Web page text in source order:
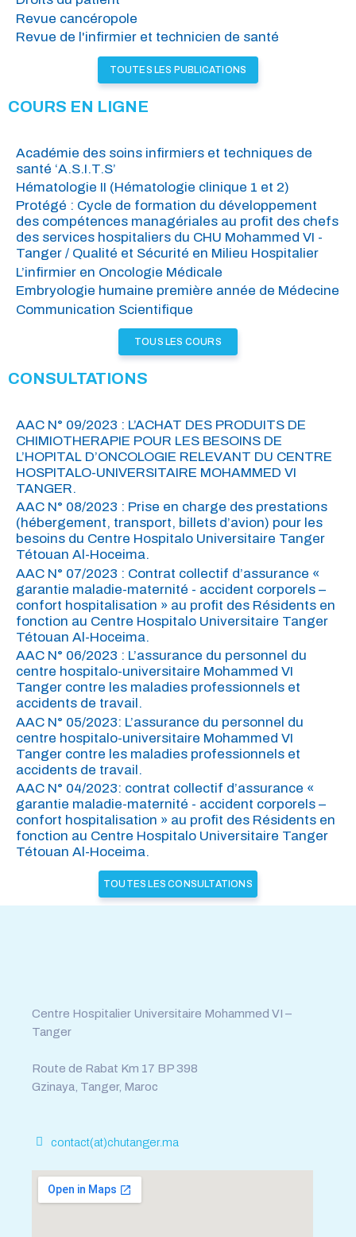
Revue cancéropole
Revue de l'infirmier et technicien de santé
TOUTES LES PUBLICATIONS
COURS EN LIGNE
Académie des soins infirmiers et techniques de
santé ‘A.S.I.T.S’
Hématologie II (Hématologie clinique 1 et 2)
Protégé : Cycle de formation du développement
des compétences managériales au profit des chefs
des services hospitaliers du CHU Mohammed VI -
Tanger / Qualité et Sécurité en Milieu Hospitalier
L’infirmier en Oncologie Médicale
Embryologie humaine première année de Médecine
Communication Scientifique
TOUS LES COURS
CONSULTATIONS
AAC N° 09/2023 : L’ACHAT DES PRODUITS DE
CHIMIOTHERAPIE POUR LES BESOINS DE
L’HOPITAL D’ONCOLOGIE RELEVANT DU CENTRE
HOSPITALO-UNIVERSITAIRE MOHAMMED VI
TANGER.
AAC N° 08/2023 : Prise en charge des prestations
(hébergement, transport, billets d’avion) pour les
besoins du Centre Hospitalo Universitaire Tanger
Tétouan Al-Hoceima.
AAC N° 07/2023 : Contrat collectif d’assurance «
garantie maladie-maternité - accident corporels –
confort hospitalisation » au profit des Résidents en
fonction au Centre Hospitalo Universitaire Tanger
Tétouan Al-Hoceima.
AAC N° 06/2023 : L’assurance du personnel du
centre hospitalo-universitaire Mohammed VI
Tanger contre les maladies professionnels et
accidents de travail.
AAC N° 05/2023: L’assurance du personnel du
centre hospitalo-universitaire Mohammed VI
Tanger contre les maladies professionnels et
accidents de travail.
AAC N° 04/2023: contrat collectif d’assurance «
garantie maladie-maternité - accident corporels –
confort hospitalisation » au profit des Résidents en
fonction au Centre Hospitalo Universitaire Tanger
Tétouan Al-Hoceima.
TOUTES LES CONSULTATIONS
Centre Hospitalier Universitaire Mohammed VI –
Tanger
Route de Rabat Km 17 BP 398
Gzinaya, Tanger, Maroc
contact(at)chutanger.ma